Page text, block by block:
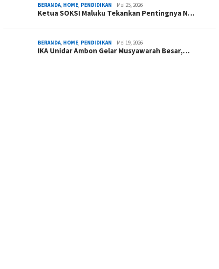
BERANDA, HOME, PENDIDIKAN Mei 25, 2026
Ketua SOKSI Maluku Tekankan Pentingnya N…
BERANDA, HOME, PENDIDIKAN Mei 19, 2026
IKA Unidar Ambon Gelar Musyawarah Besar,…